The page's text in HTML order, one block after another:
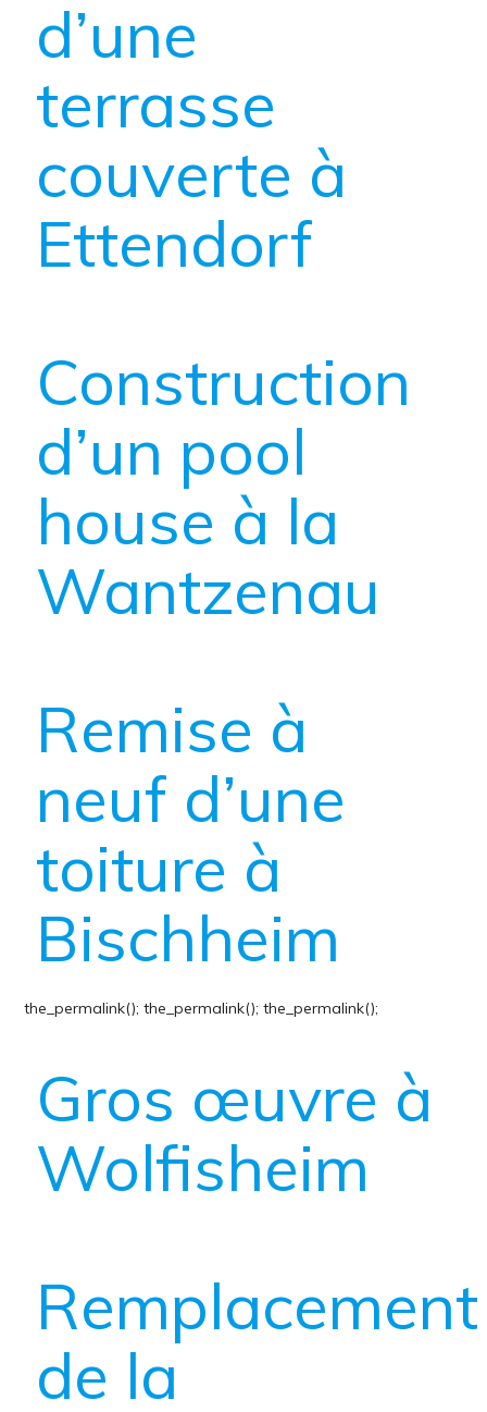
d’une
terrasse
couverte à
Ettendorf
Construction
d’un pool
house à la
Wantzenau
Remise à
neuf d’une
toiture à
Bischheim
the_permalink();
Gros œuvre à
Wolfisheim
the_permalink();
Remplacement
de la
the_permalink();